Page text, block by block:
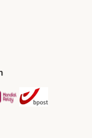
Method
Shipping Method
Mondial Relay